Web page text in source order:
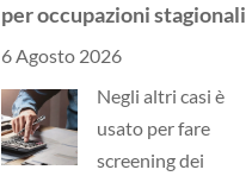
per occupazioni stagionali
6 Agosto 2026
Negli altri casi è
usato per fare
screening dei